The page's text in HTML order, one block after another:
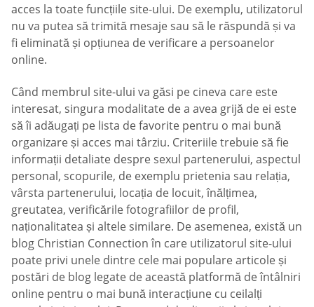
acces la toate funcțiile site-ului. De exemplu, utilizatorul
nu va putea să trimită mesaje sau să le răspundă și va
fi eliminată și opțiunea de verificare a persoanelor
online.
Când membrul site-ului va găsi pe cineva care este
interesat, singura modalitate de a avea grijă de ei este
să îi adăugați pe lista de favorite pentru o mai bună
organizare și acces mai târziu. Criteriile trebuie să fie
informații detaliate despre sexul partenerului, aspectul
personal, scopurile, de exemplu prietenia sau relația,
vârsta partenerului, locația de locuit, înălțimea,
greutatea, verificările fotografiilor de profil,
naționalitatea și altele similare. De asemenea, există un
blog Christian Connection în care utilizatorul site-ului
poate privi unele dintre cele mai populare articole și
postări de blog legate de această platformă de întâlniri
online pentru o mai bună interacțiune cu ceilalți